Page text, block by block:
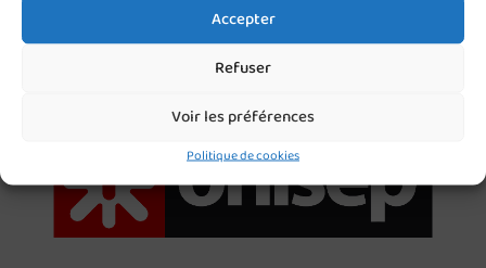
Accepter
Refuser
Voir les préférences
Politique de cookies